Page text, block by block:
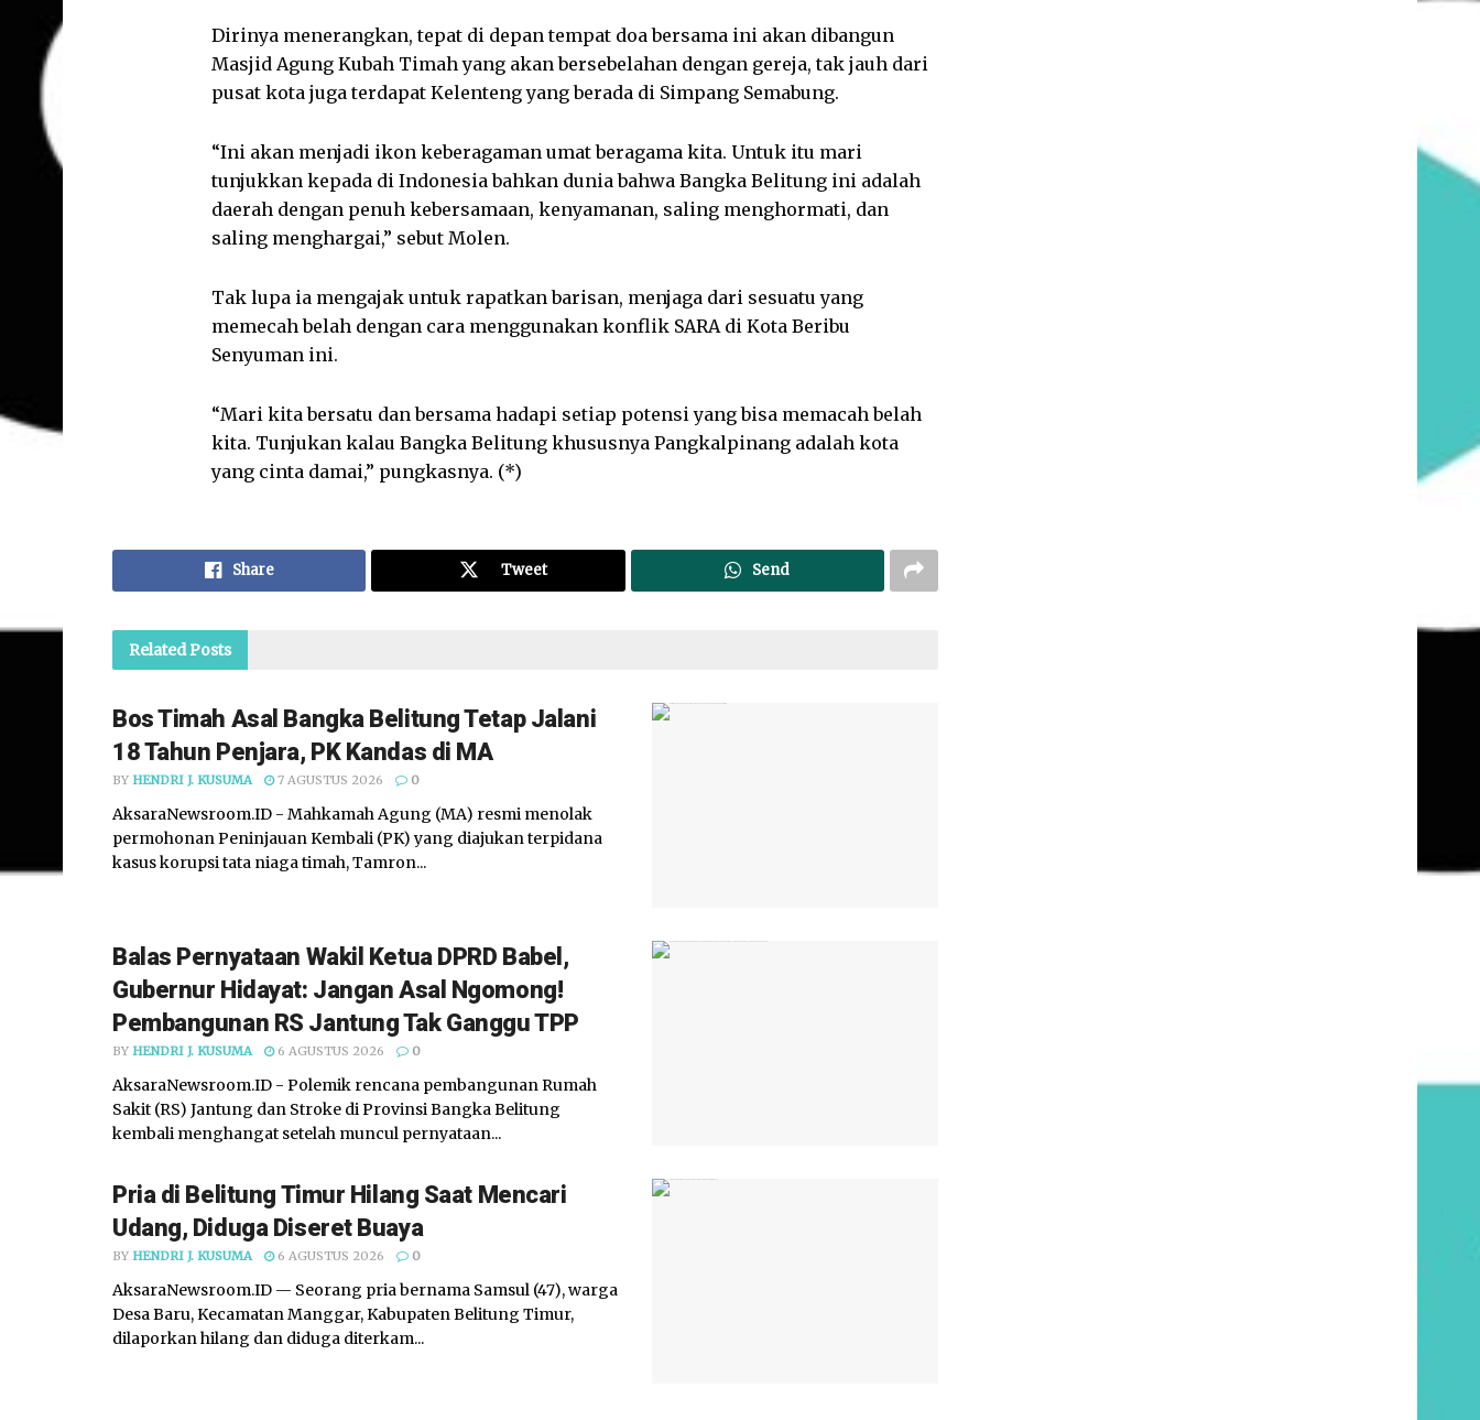
Dirinya menerangkan, tepat di depan tempat doa bersama ini akan dibangun
Masjid Agung Kubah Timah yang akan bersebelahan dengan gereja, tak jauh dari
pusat kota juga terdapat Kelenteng yang berada di Simpang Semabung.
“Ini akan menjadi ikon keberagaman umat beragama kita. Untuk itu mari
tunjukkan kepada di Indonesia bahkan dunia bahwa Bangka Belitung ini adalah
daerah dengan penuh kebersamaan, kenyamanan, saling menghormati, dan
saling menghargai,” sebut Molen.
Tak lupa ia mengajak untuk rapatkan barisan, menjaga dari sesuatu yang
memecah belah dengan cara menggunakan konflik SARA di Kota Beribu
Senyuman ini.
“Mari kita bersatu dan bersama hadapi setiap potensi yang bisa memacah belah
kita. Tunjukan kalau Bangka Belitung khususnya Pangkalpinang adalah kota
yang cinta damai,” pungkasnya. (*)
Share Tweet Send
RelatedPosts
Bos Timah Asal Bangka Belitung Tetap Jalani
18 Tahun Penjara, PK Kandas di MA
BY HENDRI J. KUSUMA 7 AGUSTUS 2026 0
AksaraNewsroom.ID - Mahkamah Agung (MA) resmi menolak
permohonan Peninjauan Kembali (PK) yang diajukan terpidana
kasus korupsi tata niaga timah, Tamron...
Balas Pernyataan Wakil Ketua DPRD Babel,
Gubernur Hidayat: Jangan Asal Ngomong!
Pembangunan RS Jantung Tak Ganggu TPP
BY HENDRI J. KUSUMA 6 AGUSTUS 2026 0
AksaraNewsroom.ID - Polemik rencana pembangunan Rumah
Sakit (RS) Jantung dan Stroke di Provinsi Bangka Belitung
kembali menghangat setelah muncul pernyataan...
Pria di Belitung Timur Hilang Saat Mencari
Udang, Diduga Diseret Buaya
BY HENDRI J. KUSUMA 6 AGUSTUS 2026 0
AksaraNewsroom.ID — Seorang pria bernama Samsul (47), warga
Desa Baru, Kecamatan Manggar, Kabupaten Belitung Timur,
dilaporkan hilang dan diduga diterkam...